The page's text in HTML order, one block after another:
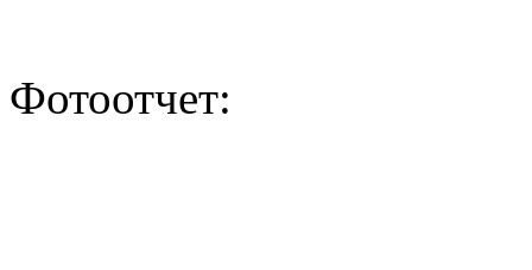
Фотоотчет: